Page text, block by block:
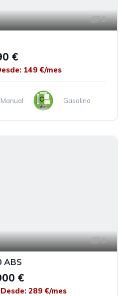
5
€
149 €/mes
Manual Gasolina
5
ABS
€
Desde: 289 €/mes